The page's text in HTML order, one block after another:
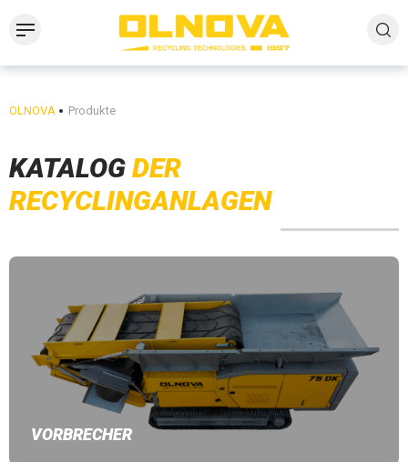
OLNOVA Produkte
KATALOG DER
RECYCLINGANLAGEN
VORBRECHER